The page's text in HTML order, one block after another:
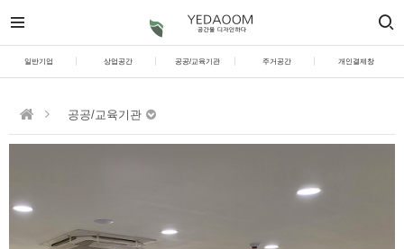
일반기업 상업공간 공공/교육기관 주거공간 개인결제창
공공/교육기관